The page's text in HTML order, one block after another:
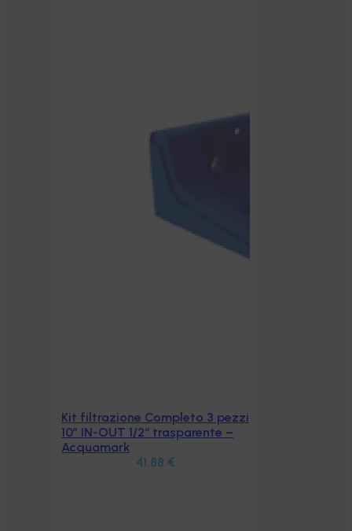
Aggiungi al carrello
Kit filtrazione Completo 3 pezzi
10″ IN-OUT 1/2“ trasparente –
Acquamark
41,88 €